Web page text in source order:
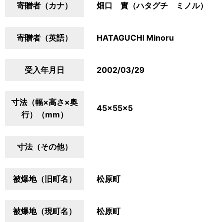
寄贈者（カナ） 畑口 實（ハタグチ ミノル）
寄贈者（英語） HATAGUCHI Minoru
受入年月日 2002/03/29
寸法（幅×高さ×奥
行）（mm）
45×55×5
寸法（その他）
被爆地（旧町名） 松原町
被爆地（現町名） 松原町